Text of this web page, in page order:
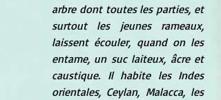
arbre dont toutes les parties, et
surtout les jeunes rameaux,
laissent écouler, quand on les
entame, un suc laiteux, âcre et
caustique. Il habite les Indes
orientales, Ceylan, Malacca, les